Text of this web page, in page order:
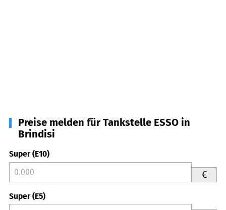
Preise melden für Tankstelle ESSO in
Brindisi
Super (E10)
€
Super (E5)